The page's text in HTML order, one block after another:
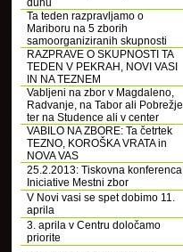
duhu
Ta teden razpravljamo o
Mariboru na 5 zborih
samoorganiziranih skupnosti
RAZPRAVE O SKUPNOSTI TA
TEDEN V PEKRAH, NOVI VASI
IN NA TEZNEM
Vabljeni na zbor v Magdaleno,
Radvanje, na Tabor ali Pobrežje
ter na Studence ali v center
VABILO NA ZBORE: Ta četrtek
TEZNO, KOROŠKA VRATA in
NOVA VAS
25.2.2013: Tiskovna konferenca
Iniciative Mestni zbor
V Novi vasi se spet dobimo 11.
aprila
3. aprila v Centru določamo
priorite